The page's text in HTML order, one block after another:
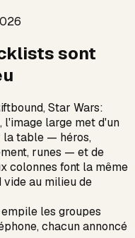
sont
Star Wars:
l'image large met d'un
la table — héros,
runes — et de
colonnes font la même
au milieu de
les groupes
chacun annoncé